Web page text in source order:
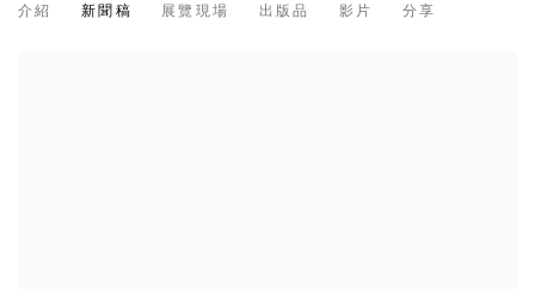
介紹 新聞稿 展覽現場 出版品 影片 分享